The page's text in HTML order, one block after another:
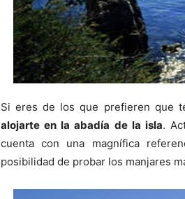
Si eres de los que prefieren que
alojarte en la abadía de la isla.
cuenta con una magnífica
posibilidad de probar los manjares